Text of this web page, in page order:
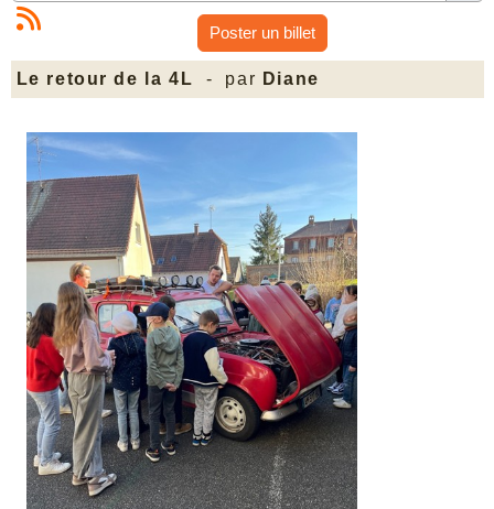
Poster un billet
Le retour de la 4L - par Diane